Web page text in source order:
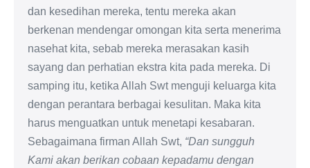
dan kesedihan mereka, tentu mereka akan
berkenan mendengar omongan kita serta menerima
nasehat kita, sebab mereka merasakan kasih
sayang dan perhatian ekstra kita pada mereka. Di
samping itu, ketika Allah Swt menguji keluarga kita
dengan perantara berbagai kesulitan. Maka kita
harus menguatkan untuk menetapi kesabaran.
Sebagaimana firman Allah Swt, “Dan sungguh
Kami akan berikan cobaan kepadamu dengan